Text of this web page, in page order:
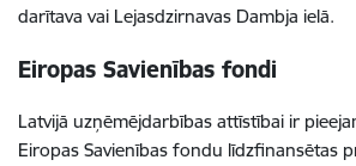
darītava vai Lejasdzirnavas Dambja ielā.
Eiropas Savienības fondi
Latvijā uzņēmējdarbības attīstībai ir
Eiropas Savienības fondu līdzfinansētas